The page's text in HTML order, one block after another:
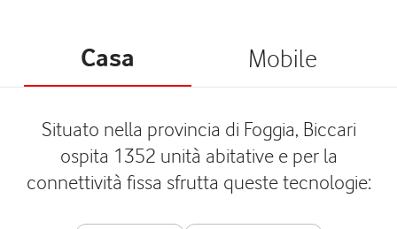
Casa Mobile
Situato nella provincia di Foggia, Biccari
ospita 1352 unità abitative e per la
connettività fissa sfrutta queste tecnologie: